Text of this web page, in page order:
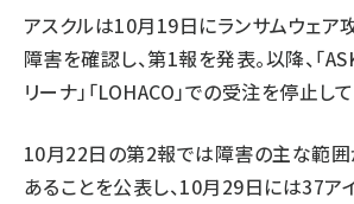
アスクルは10月19日にランサムウェア
障害を確認し、第1報を発表。以降、「
リーナ」「LOHACO」での受注を停止して
10月22日の第2報では障害の主な範囲
あることを公表し、10月29日には37ア